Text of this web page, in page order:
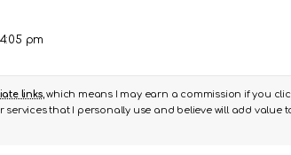
pm
links, which means I may earn a commission if you
that I personally use and believe will add value